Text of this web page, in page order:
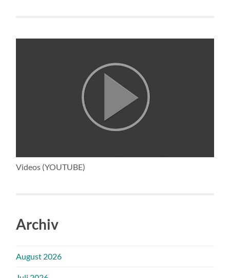
Videos (YOUTUBE)
Archiv
August 2026